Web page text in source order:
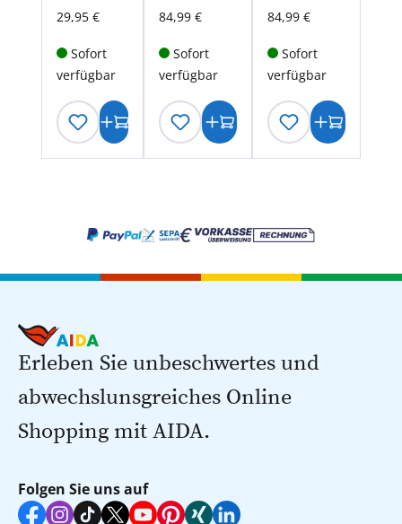
29,95 €
Sofort
verfügbar
84,99 €
Sofort
verfügbar
84,99 €
Sofort
verfügbar
Erleben Sie unbeschwertes und
abwechslunsgreiches Online
Shopping mit AIDA.
Folgen Sie uns auf